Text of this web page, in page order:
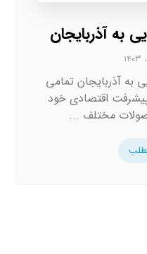
به آذربایجان
به آذربایجان تمامی
اقتصادی خود
مختلف ...